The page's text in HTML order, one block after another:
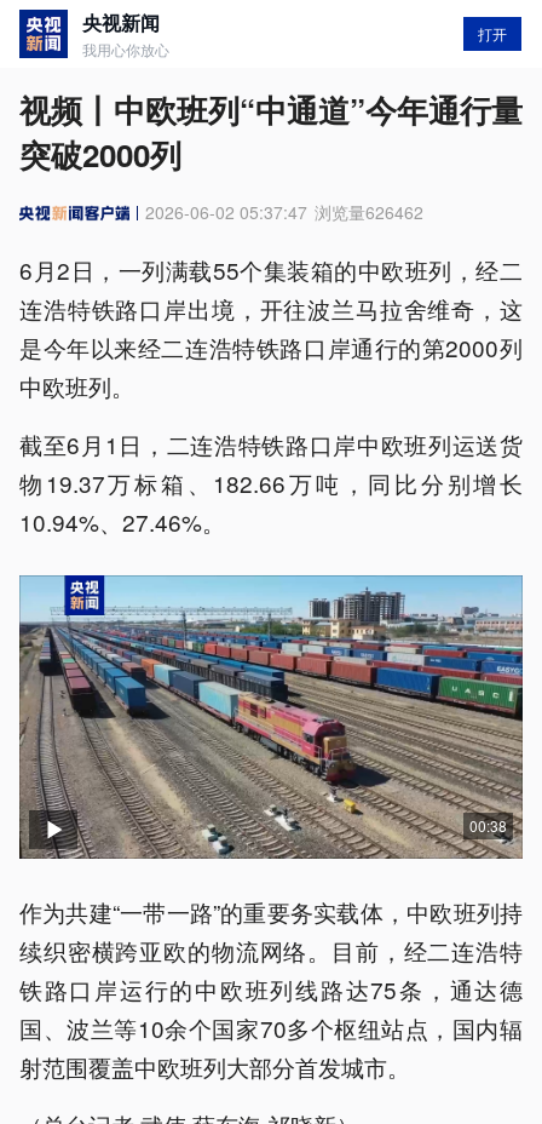
央视新闻
我用心你放心
打开
视频丨中欧班列“中通道”今年通行量
突破2000列
2026-06-02 05:37:47 浏览量626462
6月2日，一列满载55个集装箱的中欧班列，经二
连浩特铁路口岸出境，开往波兰马拉舍维奇，这
是今年以来经二连浩特铁路口岸通行的第2000列
中欧班列。
截至6月1日，二连浩特铁路口岸中欧班列运送货
物19.37万标箱、182.66万吨，同比分别增长
10.94%、27.46%。
00:38
作为共建“一带一路”的重要务实载体，中欧班列持
续织密横跨亚欧的物流网络。目前，经二连浩特
铁路口岸运行的中欧班列线路达75条，通达德
国、波兰等10余个国家70多个枢纽站点，国内辐
射范围覆盖中欧班列大部分首发城市。